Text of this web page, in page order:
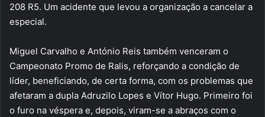
208 R5. Um acidente que levou a organização a cancelar a
especial.
Miguel Carvalho e António Reis também venceram o
Campeonato Promo de Ralis, reforçando a condição de
líder, beneficiando, de certa forma, com os problemas que
afetaram a dupla Adruzilo Lopes e Vítor Hugo. Primeiro foi
o furo na véspera e, depois, viram-se a abraços com o